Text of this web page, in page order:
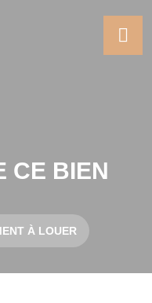
CE BIEN
À LOUER